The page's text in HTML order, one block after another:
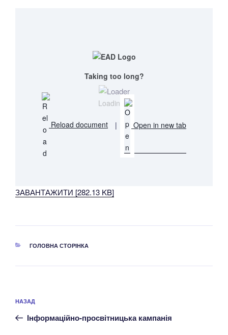
Loading...
Taking too long?
Reload document | Open in new tab
ЗАВАНТАЖИТИ [282.13 KB]
КАТЕГОРІЇ
ГОЛОВНА СТОРІНКА
записів
Попередній
запис:
НАЗАД
Інформаційно-просвітницька кампанія